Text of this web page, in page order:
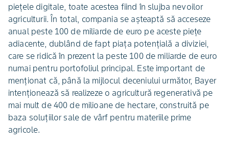
piețele digitale, toate acestea fiind în slujba nevoilor
agriculturii. În total, compania se așteaptă să acceseze
anual peste 100 de miliarde de euro pe aceste piețe
adiacente, dublând de fapt piața potențială a diviziei,
care se ridică în prezent la peste 100 de miliarde de euro
numai pentru portofoliul principal. Este important de
menționat că, până la mijlocul deceniului următor, Bayer
intenționează să realizeze o agricultură regenerativă pe
mai mult de 400 de milioane de hectare, construită pe
baza soluțiilor sale de vârf pentru materiile prime
agricole.